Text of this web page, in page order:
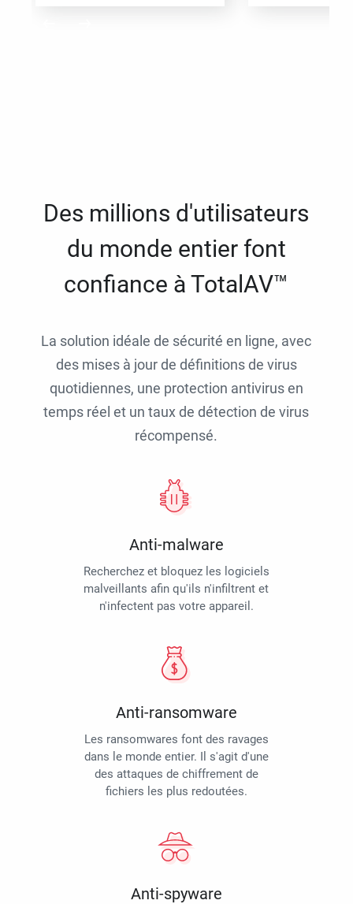
Des millions d'utilisateurs
du monde entier font
confiance à TotalAV™
La solution idéale de sécurité en ligne, avec
des mises à jour de définitions de virus
quotidiennes, une protection antivirus en
temps réel et un taux de détection de virus
récompensé.
Anti-malware
Recherchez et bloquez les logiciels
malveillants afin qu'ils n'infiltrent et
n'infectent pas votre appareil.
Anti-ransomware
Les ransomwares font des ravages
dans le monde entier. Il s'agit d'une
des attaques de chiffrement de
fichiers les plus redoutées.
Anti-spyware